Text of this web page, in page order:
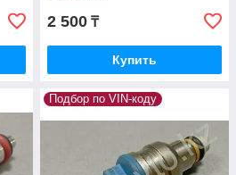
2 500 ₸
Купить
Подбор по VIN-коду